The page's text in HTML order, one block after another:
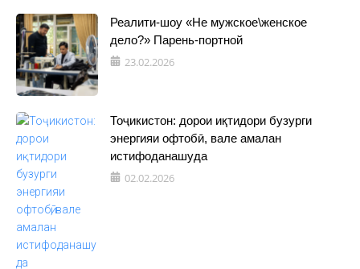
Реалити-шоу «Не мужское\женское
дело?» Парень-портной
23.02.2026
Тоҷикистон: дорои иқтидори бузурги
энергияи офтобӣ, вале амалан
истифоданашуда
02.02.2026